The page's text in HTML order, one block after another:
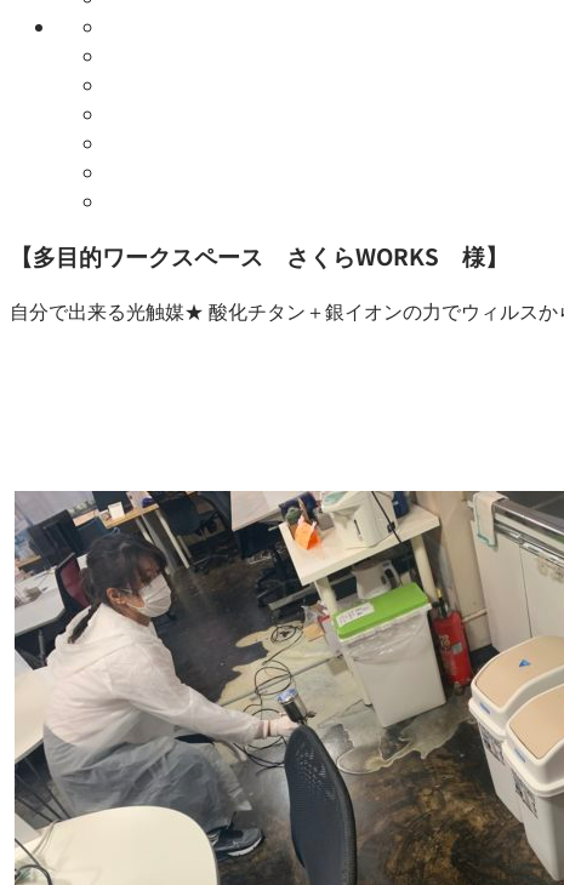
【多目的ワークスペース さくらWORKS 様】
自分で出来る光触媒★ 酸化チタン＋銀イオンの力でウィルス